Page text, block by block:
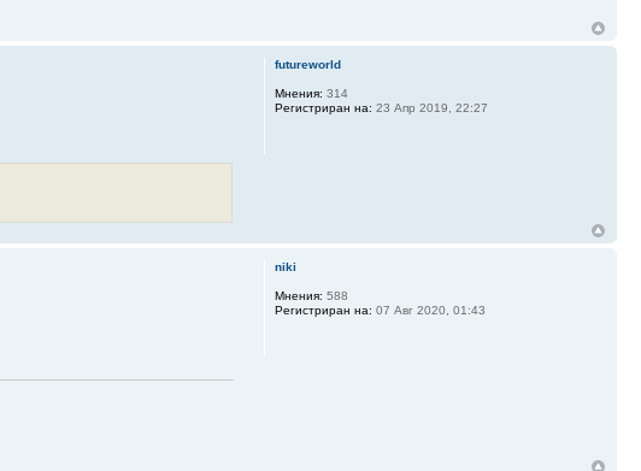
futureworld
Мнения: 314
Регистриран на: 23 Апр 2019, 22:27
niki
Мнения: 588
Регистриран на: 07 Авг 2020, 01:43